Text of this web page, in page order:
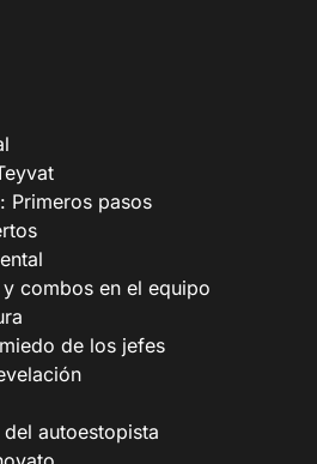
Primeros pasos
combos en el equipo
de los jefes
autoestopista